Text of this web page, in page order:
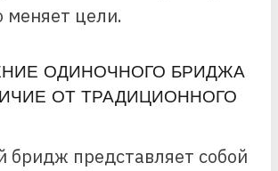
меняет цели.
ОДИНОЧНОГО БРИДЖА
ОТ ТРАДИЦИОННОГО
бридж представляет собой